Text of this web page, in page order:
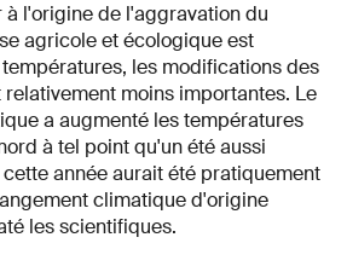
l'origine de l'aggravation du
agricole et écologique est
les modifications des
moins importantes. Le
a augmenté les températures
à tel point qu'un été aussi
année aurait été pratiquement
climatique d'origine
les scientifiques.